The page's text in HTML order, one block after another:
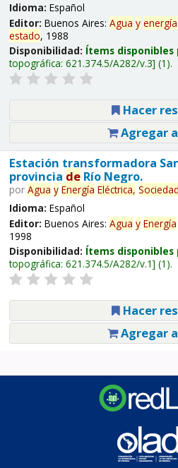
Idioma: Español
Editor: Buenos Aires: Agua y energía
estado, 1988
Disponibilidad: Ítems
topográfica: 621.374.5/A282/v.3 (1).
Hacer
Agregar
Estación transformadora
provincia deRío Negro.
por Agua y Energía Eléctrica, Sociedad
Idioma: Español
Editor: Buenos Aires: Agua y Energía
1998
Disponibilidad: Ítems
topográfica: 621.374.5/A282/v.1 (1).
Hacer
Agregar